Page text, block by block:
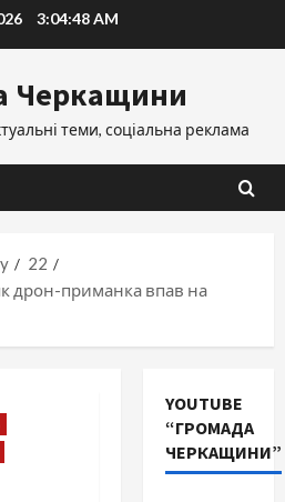
3:04:49 AM
Черкащини
теми, соціальна реклама
22
дрон-приманка впав на
YOUTUBE
“ГРОМАДА
ЧЕРКАЩИНИ”